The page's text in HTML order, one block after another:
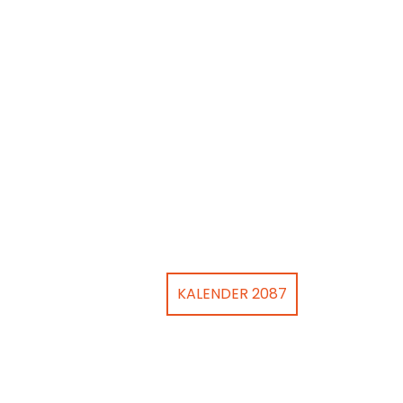
KALENDER 2087